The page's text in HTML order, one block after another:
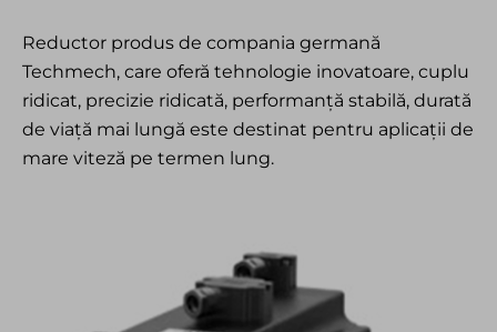
Reductor produs de compania germană
Techmech, care oferă tehnologie inovatoare, cuplu
ridicat, precizie ridicată, performanță stabilă, durată
de viață mai lungă este destinat pentru aplicații de
mare viteză pe termen lung.